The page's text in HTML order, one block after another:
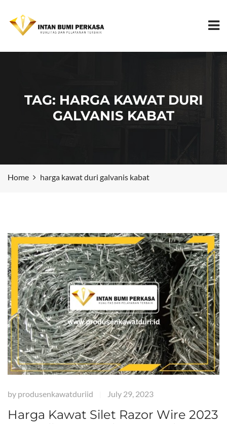
TAG: HARGA KAWAT DURI
GALVANIS KABAT
Home harga kawat duri galvanis kabat
by produsenkawatduriid July 29, 2023
Harga Kawat Silet Razor Wire 2023